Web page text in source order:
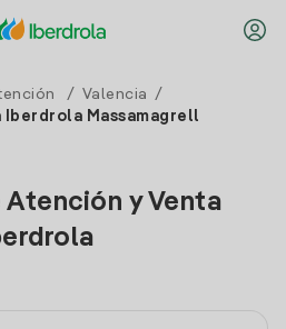
/ Valencia
/
Iberdrola Massamagrell
Atención y Venta